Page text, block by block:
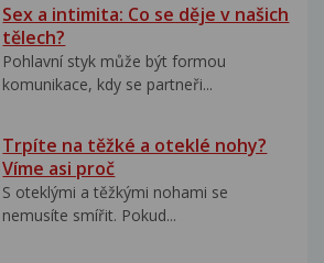
Sex a intimita: Co se děje v našich
tělech?
Pohlavní styk může být formou
komunikace, kdy se partneři...
Trpíte na těžké a oteklé nohy?
Víme asi proč
S oteklými a těžkými nohami se
nemusíte smířit. Pokud...